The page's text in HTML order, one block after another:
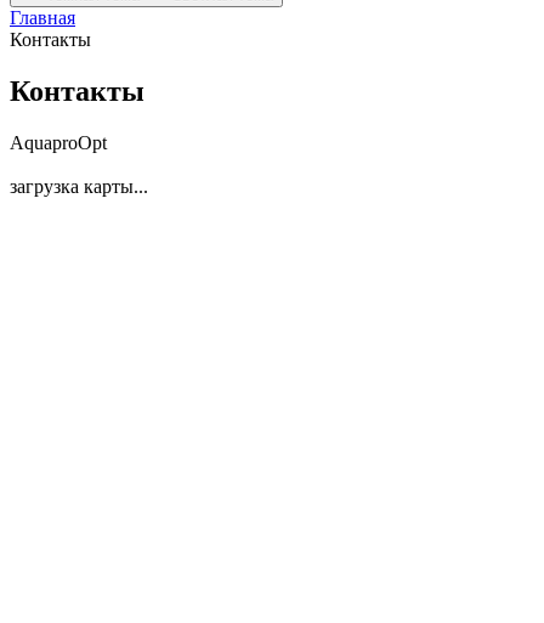
Главная
Контакты
Контакты
AquaproOpt
загрузка карты...